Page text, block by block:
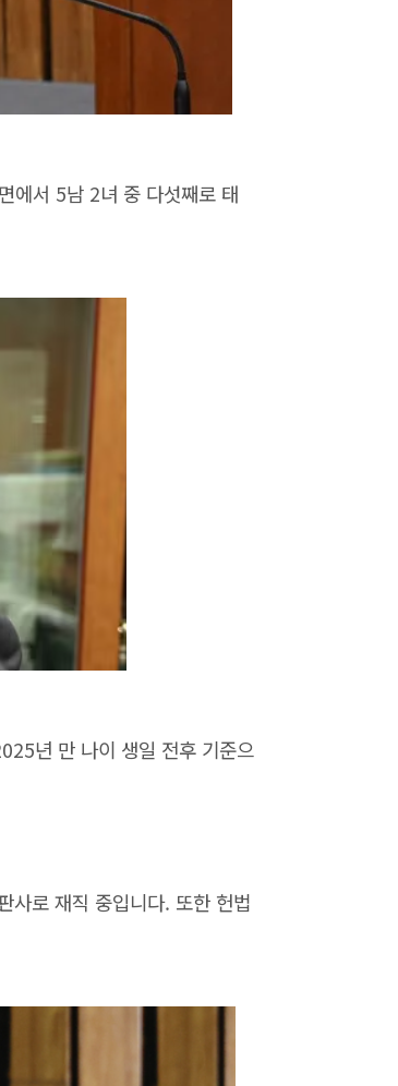
에서 5남 2녀 중 다섯째로 태
년 만 나이 생일 전후 기준으
사로 재직 중입니다. 또한 헌법